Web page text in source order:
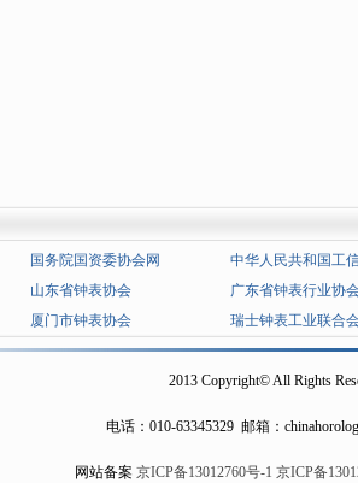
国务院国资委协会网
中华人民共和国工
山东省钟表协会
广东省钟表行业协
厦门市钟表协会 瑞士钟表工业联合
2013 Copyright© All Rights
电话： 010-63345329 邮箱：
网站备案 京ICP备13012760号-1 京ICP备